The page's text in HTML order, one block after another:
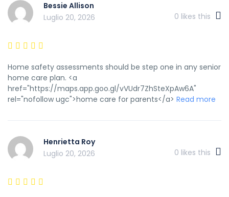
Bessie Allison
Luglio 20, 2026
0 likes this
Home safety assessments should be step one in any senior
home care plan. <a
href="https://maps.app.goo.gl/vVUdr7ZhSteXpAw6A"
rel="nofollow ugc">home care for parents</a> Read more
Henrietta Roy
Luglio 20, 2026
0 likes this